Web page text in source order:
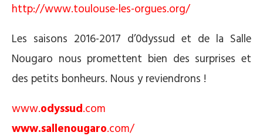
http://www.toulouse-les-orgues.org/
Les saisons 2016-2017 d’0dyssud et de la Salle
Nougaro nous promettent bien des surprises et
des petits bonheurs. Nous y reviendrons !
www.odyssud.com
www.sallenougaro.com/